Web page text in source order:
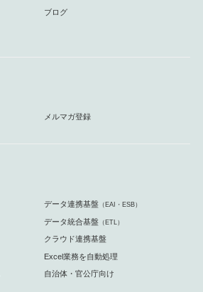
ブログ
メルマガ登録
データ連携基盤 （EAI・ESB）
データ統合基盤 （ETL）
クラウド連携基盤
Excel業務を自動処理
自治体・官公庁向け